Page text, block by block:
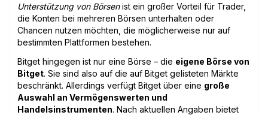
Unterstützung von Börsenist ein großer Vorteil für Trader,
die Konten bei mehreren Börsen unterhalten oder
Chancen nutzen möchten, die möglicherweise nur auf
bestimmten Plattformen bestehen.
Bitget hingegen ist nur eine Börse – die eigene Börse von
Bitget. Sie sind also auf die auf Bitget gelisteten Märkte
beschränkt. Allerdings verfügt Bitget über eine große
Auswahl an Vermögenswerten und
Handelsinstrumenten. Nach aktuellen Angaben bietet